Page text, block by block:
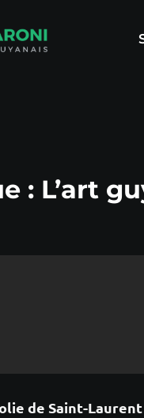
: L’art
de Saint-